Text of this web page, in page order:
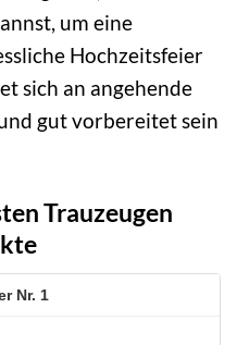
um eine
Hochzeitsfeier
sich an angehende
gut vorbereitet sein
Trauzeugen
1